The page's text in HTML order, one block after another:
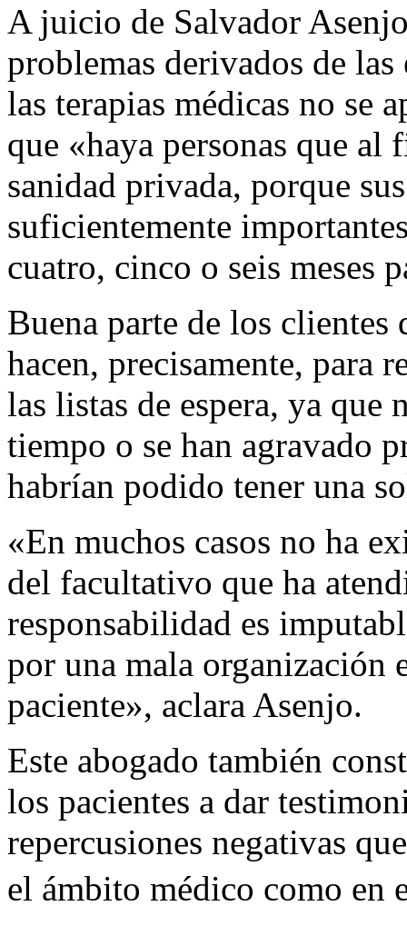
A juicio de Salvador
problemas derivados de las
las terapias médicas no se
que «haya personas que
sanidad privada, porque
suficientemente
cuatro, cinco o seis meses
Buena parte de los clientes
hacen, precisamente, para
las listas de espera, ya
tiempo o se han agravado
habrían podido tener una
«En muchos casos no ha
del facultativo que ha
responsabilidad es
por una mala organización
paciente», aclara Asenjo.
Este abogado también
los pacientes a dar
repercusiones negativas
el ámbito médico como en